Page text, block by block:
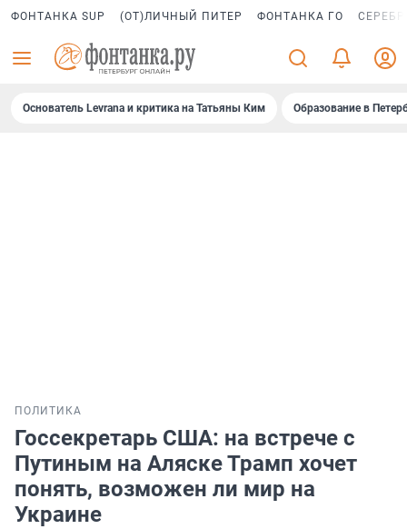
ФОНТАНКА SUP (ОТ)ЛИЧНЫЙ ПИТЕР ФОНТАНКА ГО
Основатель Levrana и критика на Татьяны Ким Образование в
ПОЛИТИКА
Госсекретарь США: на встрече с
Путиным на Аляске Трамп хочет
понять, возможен ли мир на
Украине